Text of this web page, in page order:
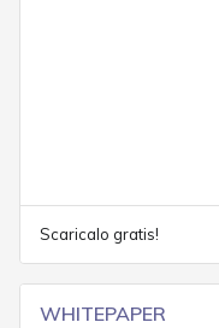
Scaricalo gratis!
WHITEPAPER